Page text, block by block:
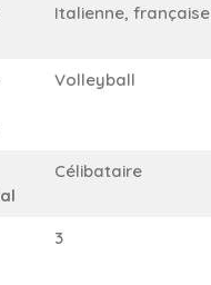
Italienne, française
Volleyball
Célibataire
3